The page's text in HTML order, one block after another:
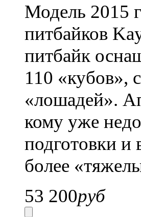
Модель 2015
питбайков
питбайк
110 «кубов»,
«лошадей».
кому уже
подготовки и
более
53 200руб